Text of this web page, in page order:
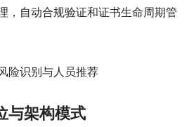
，自动合规验证和证书生命周期管
险识别与人员推荐
与架构模式